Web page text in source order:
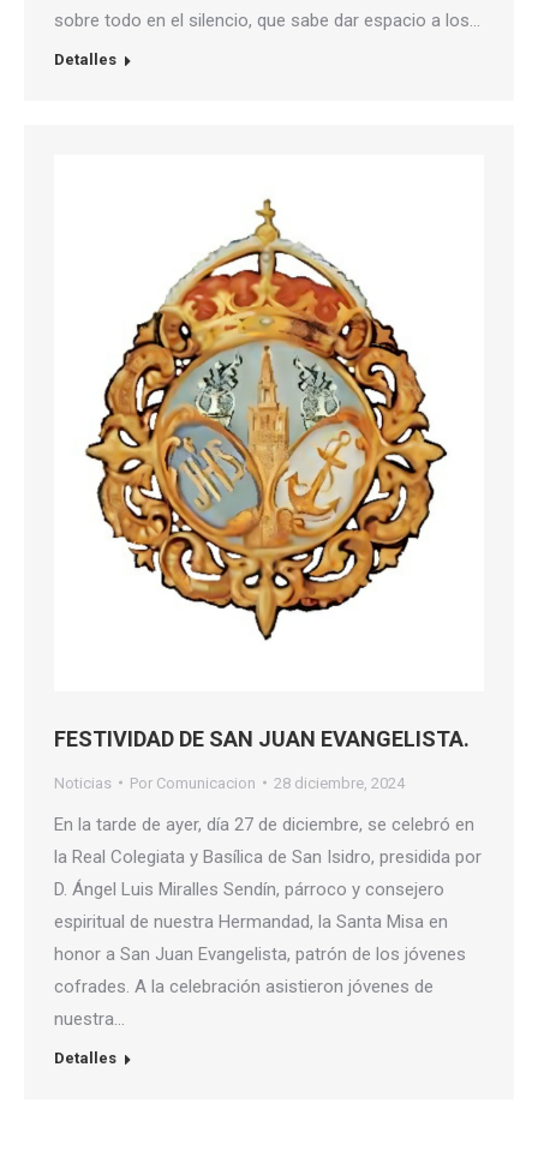
sobre todo en el silencio, que sabe dar espacio a los…
Detalles
FESTIVIDAD DE SAN JUAN EVANGELISTA.
Noticias Por Comunicacion 28 diciembre, 2024
En la tarde de ayer, día 27 de diciembre, se celebró en
la Real Colegiata y Basílica de San Isidro, presidida por
D. Ángel Luis Miralles Sendín, párroco y consejero
espiritual de nuestra Hermandad, la Santa Misa en
honor a San Juan Evangelista, patrón de los jóvenes
cofrades. A la celebración asistieron jóvenes de
nuestra…
Detalles